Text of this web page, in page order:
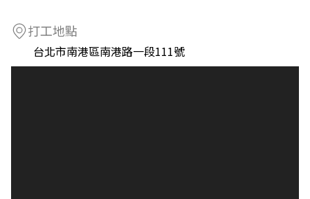
打工地點
台北市南港區南港路一段111號